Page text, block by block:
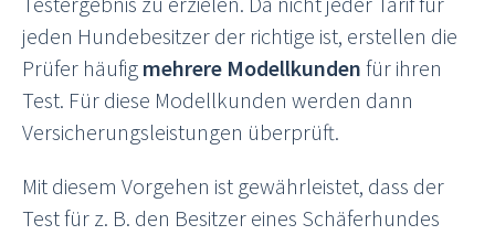
jeden Hundebesitzer der richtige ist, erstellen die
Prüfer häufig mehrere Modellkunden für ihren
Test. Für diese Modellkunden werden dann
Versicherungsleistungen überprüft.
Mit diesem Vorgehen ist gewährleistet, dass der
Test für z. B. den Besitzer eines Schäferhundes